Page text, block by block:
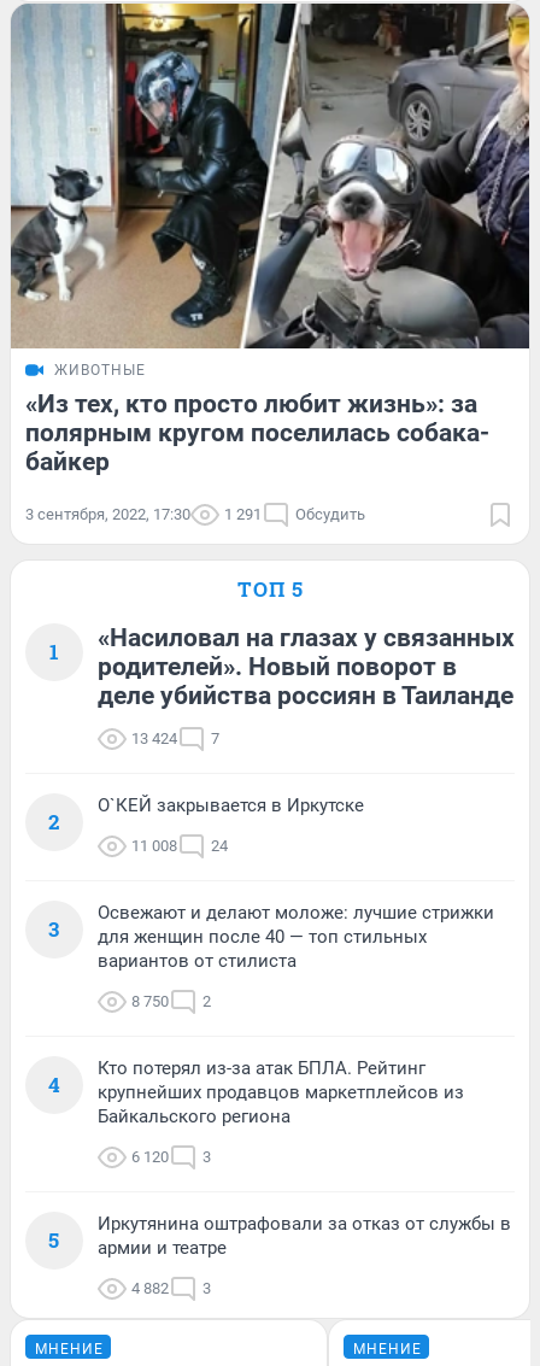
ЖИВОТНЫЕ
«Из тех, кто просто любит жизнь»: за
полярным кругом поселилась собака-
байкер
3 сентября, 2022, 17:30 1 291 Обсудить
ТОП 5
1
«Насиловал на глазах у связанных
родителей». Новый поворот в
деле убийства россиян в Таиланде
13 424 7
2
О`КЕЙ закрывается в Иркутске
11 008 24
3
Освежают и делают моложе: лучшие стрижки
для женщин после 40 — топ стильных
вариантов от стилиста
8 750 2
4
Кто потерял из-за атак БПЛА. Рейтинг
крупнейших продавцов маркетплейсов из
Байкальского региона
6 120 3
5
Иркутянина оштрафовали за отказ от службы в
армии и театре
4 882 3
МНЕНИЕ МНЕНИЕ